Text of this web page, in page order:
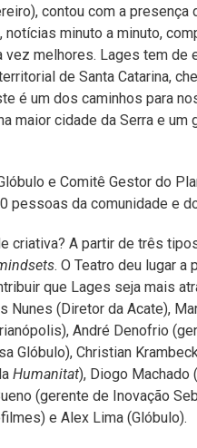
contou com a presença
notícias minuto a minuto,
melhores. Lages tem de
de Santa Catarina,
é um dos caminhos para
maior cidade da Serra e um
e Comitê Gestor do
pessoas da comunidade e
criativa? A partir de três
. O Teatro deu lugar
que Lages seja mais
(Diretor da Acate),
André Denofrio
Glóbulo), Christian
Humanitat), Diogo Machado
(gerente de Inovação
e Alex Lima (Glóbulo).